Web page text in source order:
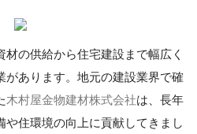
の供給から住宅建設まで幅広く
があります。地元の建設業界で確
木村屋金物建材株式会社は、長年
や住環境の向上に貢献してきまし